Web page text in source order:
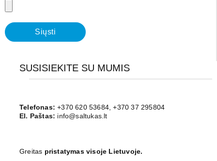
Siųsti
SUSISIEKITE SU MUMIS
Telefonas:+370 620 53684, +370 37 295804
El. Paštas: info@saltukas.lt
Greitas pristatymas visoje Lietuvoje.